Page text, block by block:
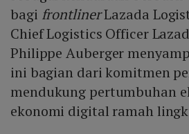
bagi frontlinerLazada
Chief Logistics Officer
Philippe Auberger
ini bagian dari komitmen
mendukung pertumbuhan
ekonomi digital ramah